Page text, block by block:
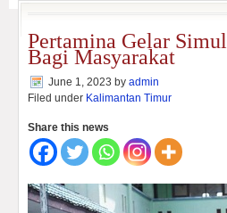
Pertamina Gelar
Bagi Masyarakat
June 1, 2023 by admin
Filed under Kalimantan Timur
Share this news